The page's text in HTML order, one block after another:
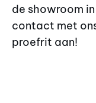
de showroom
contact met
proefrit aan!